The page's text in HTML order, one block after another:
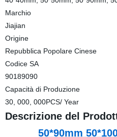
Marchio
Jiajian
Origine
Repubblica Popolare Cinese
Codice SA
90189090
Capacità di Produzione
30, 000, 000PCS/ Year
Descrizione del
50*90mm